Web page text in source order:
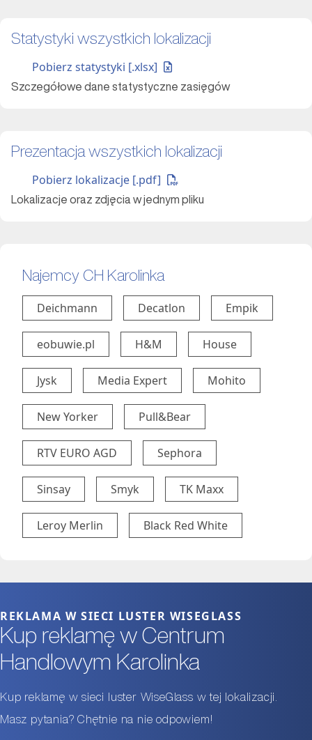
Statystyki wszystkich lokalizacji
Pobierz statystyki [.xlsx]
Szczegółowe dane statystyczne zasięgów
Prezentacja wszystkich lokalizacji
Pobierz lokalizacje [.pdf]
Lokalizacje oraz zdjęcia w jednym pliku
Najemcy CH Karolinka
Deichmann Decatlon Empik
eobuwie.pl H&M House
Jysk Media Expert Mohito
New Yorker Pull&Bear
RTV EURO AGD Sephora
Sinsay Smyk TK Maxx
Leroy Merlin Black Red White
REKLAMA W SIECI LUSTER WISEGLASS
Kup reklamę w Centrum
Handlowym Karolinka
Kup reklamę w sieci luster WiseGlass w tej lokalizacji.
Masz pytania? Chętnie na nie odpowiem!